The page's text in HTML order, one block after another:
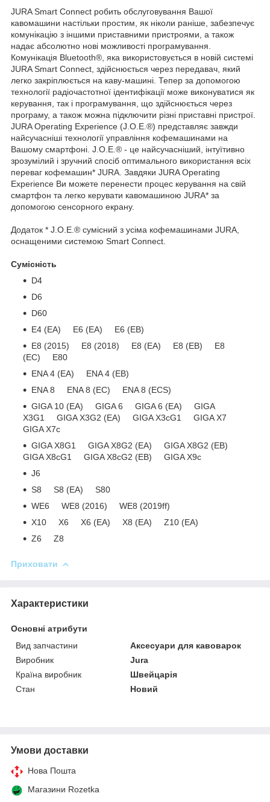
JURA Smart Connect робить обслуговування Вашої
кавомашини настільки простим, як ніколи раніше, забезпечує
комунікацію з іншими приставними пристроями, а також
надає абсолютно нові можливості програмування.
Комунікація Bluetooth®, яка використовується в новій системі
JURA Smart Connect, здійснюється через передавач, який
легко закріплюється на каву-машині. Тепер за допомогою
технології радіочастотної ідентифікації може виконуватися як
керування, так і програмування, що здійснюється через
програму, а також можна підключити різні приставні пристрої.
JURA Operating Experience (J.O.E.®) представляє завжди
найсучасніші технології управління кофемашинами на
Вашому смартфоні. J.O.E.® - це найсучасніший, інтуїтивно
зрозумілий і зручний спосіб оптимального використання всіх
переваг кофемашин* JURA. Завдяки JURA Operating
Experience Ви можете перенести процес керування на свій
смартфон та легко керувати кавомашиною JURA* за
допомогою сенсорного екрану.
Додаток * J.O.E.® сумісний з усіма кофемашинами JURA,
оснащеними системою Smart Connect.
Сумісність
D4
D6
D60
E4 (EA) E6 (EA) E6 (EB)
E8 (2015) E8 (2018) E8 (EA) E8 (EB) E8
(EC) E80
ENA 4 (EA) ENA 4 (EB)
ENA 8 ENA 8 (EC) ENA 8 (ECS)
GIGA 10 (EA) GIGA 6 GIGA 6 (EA) GIGA
X3G1 GIGA X3G2 (EA) GIGA X3cG1 GIGA X7
GIGA X7c
GIGA X8G1 GIGA X8G2 (EA) GIGA X8G2 (EB)
GIGA X8cG1 GIGA X8cG2 (EB) GIGA X9c
J6
S8 S8 (EA) S80
WE6 WE8 (2016) WE8 (2019ff)
X10 X6 X6 (EA) X8 (EA) Z10 (EA)
Z6 Z8
Приховати
Характеристики
Основні атрибути
Вид запчастини
Аксесуари для кавоварок
Виробник
Jura
Країна виробник
Швейцарія
Стан
Новий
Умови доставки
Нова Пошта
Магазини Rozetka